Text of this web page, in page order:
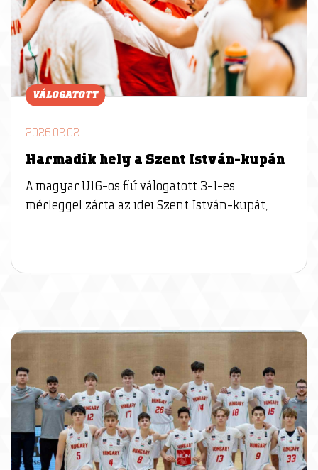
VÁLOGATOTT
2026.02.02
Harmadik hely a Szent István-kupán
A magyar U16-os fiú válogatott 3-1-es
mérleggel zárta az idei Szent István-kupát,